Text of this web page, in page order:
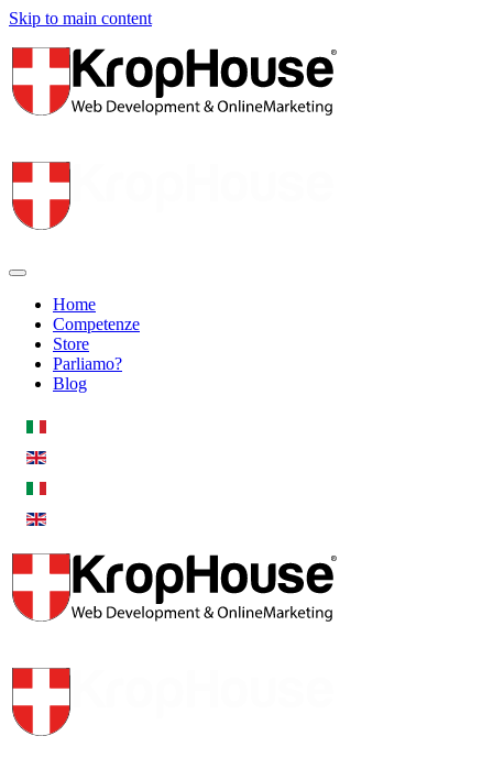
Skip to main content
Home
Competenze
Store
Parliamo?
Blog